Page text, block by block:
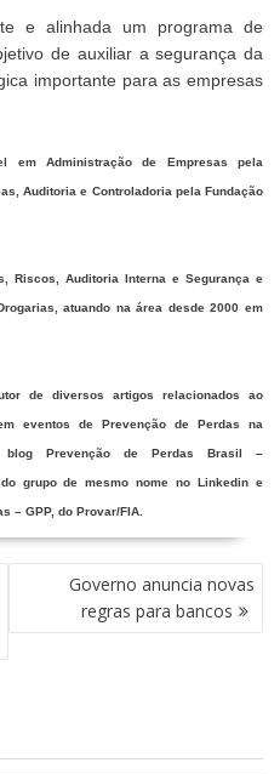
e alinhada um programa de
de auxiliar a segurança da
importante para as empresas
em Administração de Empresas pela
Auditoria e Controladoria pela Fundação
Riscos, Auditoria Interna e Segurança e
atuando na área desde 2000 em
de diversos artigos relacionados ao
eventos de Prevenção de Perdas na
Prevenção de Perdas Brasil –
grupo de mesmo nome no Linkedin e
– GPP, do Provar/FIA.
Governo anuncia novas
regras para bancos